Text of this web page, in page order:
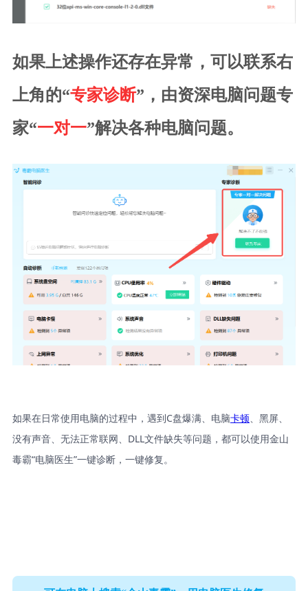
如果上述操作还存在异常，可以联系右
上角的“专家诊断”，由资深电脑问题专
家“一对一”解决各种电脑问题。
如果在日常使用电脑的过程中，遇到C盘爆满、电脑卡顿、黑屏、
没有声音、无法正常联网、DLL文件缺失等问题，都可以使用金山
毒霸“电脑医生”一键诊断，一键修复。